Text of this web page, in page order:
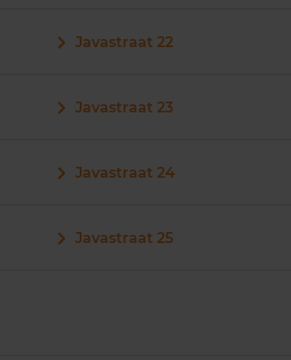
Javastraat 22
Javastraat 23
Javastraat 24
Javastraat 25